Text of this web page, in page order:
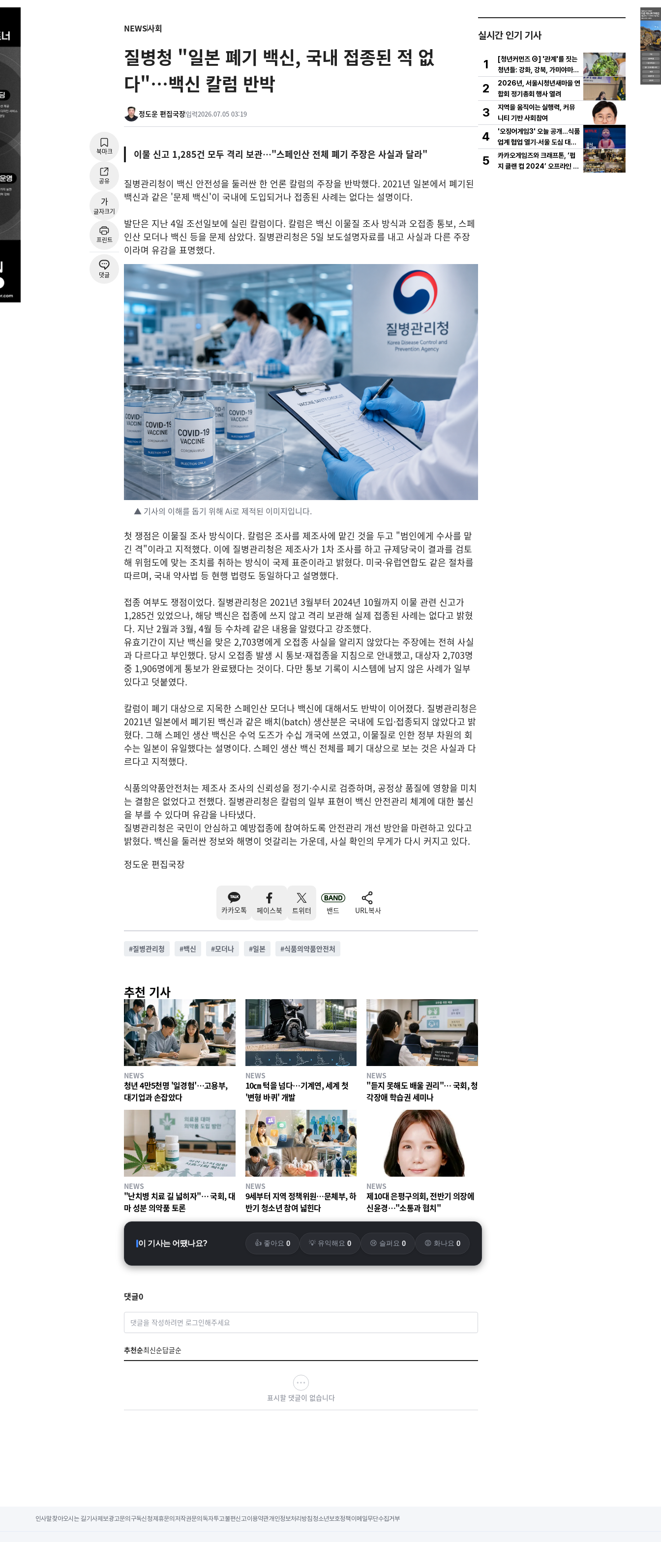
NEWS사회
질병청 "일본 폐기 백신, 국내 접종된 적 없
다"…백신 칼럼 반박
정도운 편집국장입력2026.07.05 03:19
북마크
공유
가
글자크기
프린트
댓글
이물 신고 1,285건 모두 격리 보관…"스페인산 전체 폐기 주장은 사실과 달라"
질병관리청이 백신 안전성을 둘러싼 한 언론 칼럼의 주장을 반박했다. 2021년 일본에서 폐기된
백신과 같은 '문제 백신'이 국내에 도입되거나 접종된 사례는 없다는 설명이다.
발단은 지난 4일 조선일보에 실린 칼럼이다. 칼럼은 백신 이물질 조사 방식과 오접종 통보, 스페
인산 모더나 백신 등을 문제 삼았다. 질병관리청은 5일 보도설명자료를 내고 사실과 다른 주장
이라며 유감을 표명했다.
▲ 기사의 이해를 돕기 위해 Ai로 제적된 이미지입니다.
첫 쟁점은 이물질 조사 방식이다. 칼럼은 조사를 제조사에 맡긴 것을 두고 "범인에게 수사를 맡
긴 격"이라고 지적했다. 이에 질병관리청은 제조사가 1차 조사를 하고 규제당국이 결과를 검토
해 위험도에 맞는 조치를 취하는 방식이 국제 표준이라고 밝혔다. 미국·유럽연합도 같은 절차를
따르며, 국내 약사법 등 현행 법령도 동일하다고 설명했다.
접종 여부도 쟁점이었다. 질병관리청은 2021년 3월부터 2024년 10월까지 이물 관련 신고가
1,285건 있었으나, 해당 백신은 접종에 쓰지 않고 격리 보관해 실제 접종된 사례는 없다고 밝혔
다. 지난 2월과 3월, 4월 등 수차례 같은 내용을 알렸다고 강조했다.
유효기간이 지난 백신을 맞은 2,703명에게 오접종 사실을 알리지 않았다는 주장에는 전혀 사실
과 다르다고 부인했다. 당시 오접종 발생 시 통보·재접종을 지침으로 안내했고, 대상자 2,703명
중 1,906명에게 통보가 완료됐다는 것이다. 다만 통보 기록이 시스템에 남지 않은 사례가 일부
있다고 덧붙였다.
칼럼이 폐기 대상으로 지목한 스페인산 모더나 백신에 대해서도 반박이 이어졌다. 질병관리청은
2021년 일본에서 폐기된 백신과 같은 배치(batch) 생산분은 국내에 도입·접종되지 않았다고 밝
혔다. 그해 스페인 생산 백신은 수억 도즈가 수십 개국에 쓰였고, 이물질로 인한 정부 차원의 회
수는 일본이 유일했다는 설명이다. 스페인 생산 백신 전체를 폐기 대상으로 보는 것은 사실과 다
르다고 지적했다.
식품의약품안전처는 제조사 조사의 신뢰성을 정기·수시로 검증하며, 공정상 품질에 영향을 미치
는 결함은 없었다고 전했다. 질병관리청은 칼럼의 일부 표현이 백신 안전관리 체계에 대한 불신
을 부를 수 있다며 유감을 나타냈다.
질병관리청은 국민이 안심하고 예방접종에 참여하도록 안전관리 개선 방안을 마련하고 있다고
밝혔다. 백신을 둘러싼 정보와 해명이 엇갈리는 가운데, 사실 확인의 무게가 다시 커지고 있다.
정도운 편집국장
카카오톡 페이스북 트위터 밴드 URL복사
#질병관리청 #백신 #모더나 #일본 #식품의약품안전처
추천 기사
NEWS
청년 4만5천명 '일경험'…고용부,
대기업과 손잡았다
NEWS
10㎝ 턱을 넘다…기계연, 세계 첫
'변형 바퀴' 개발
NEWS
"듣지 못해도 배울 권리"… 국회, 청
각장애 학습권 세미나
NEWS
"난치병 치료 길 넓히자"… 국회, 대
마 성분 의약품 토론
NEWS
9세부터 지역 정책위원…문체부, 하
반기 청소년 참여 넓힌다
NEWS
제10대 은평구의회, 전반기 의장에
신윤경…"소통과 협치"
이 기사는 어땠나요? 👍 좋아요 0 💡 유익해요 0 😢 슬퍼요 0 😡 화나요 0
댓글0
댓글을 작성하려면 로그인해주세요
추천순최신순답글순
표시할 댓글이 없습니다
실시간 인기 기사
1
[청년커먼즈 ④] '관계'를 짓는
청년들: 강화, 강북, 가미야마의
실험
2
2026년, 서울시청년새마을 연
합회 정기총회 행사 열려
3
지역을 움직이는 실행력, 커뮤
니티 기반 사회참여
4
'오징어게임3' 오늘 공개…식품
업계 협업 열기·서울 도심 대규
모 퍼레이드
5
카카오게임즈와 크래프톤, ‘펍
지 클랜 컵 2024’ 오프라인 결
인사말찾아오시는 길기사제보광고문의 구독신청제휴문의 저작권문의 독자투고불편신고이용약관개인정보처리방침 청소년보호정책 이메일무단수집거부